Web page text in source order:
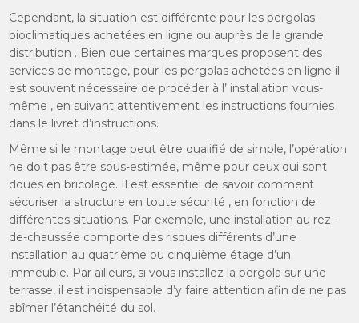
Cependant, la situation est différente pour les pergolas
bioclimatiques achetées en ligne ou auprès de la grande
distribution . Bien que certaines marques proposent des
services de montage, pour les pergolas achetées en ligne il
est souvent nécessaire de procéder à l’ installation vous-
même , en suivant attentivement les instructions fournies
dans le livret d’instructions.
Même si le montage peut être qualifié de simple, l’opération
ne doit pas être sous-estimée, même pour ceux qui sont
doués en bricolage. Il est essentiel de savoir comment
sécuriser la structure en toute sécurité , en fonction de
différentes situations. Par exemple, une installation au rez-
de-chaussée comporte des risques différents d’une
installation au quatrième ou cinquième étage d’un
immeuble. Par ailleurs, si vous installez la pergola sur une
terrasse, il est indispensable d’y faire attention afin de ne pas
abîmer l’étanchéité du sol.